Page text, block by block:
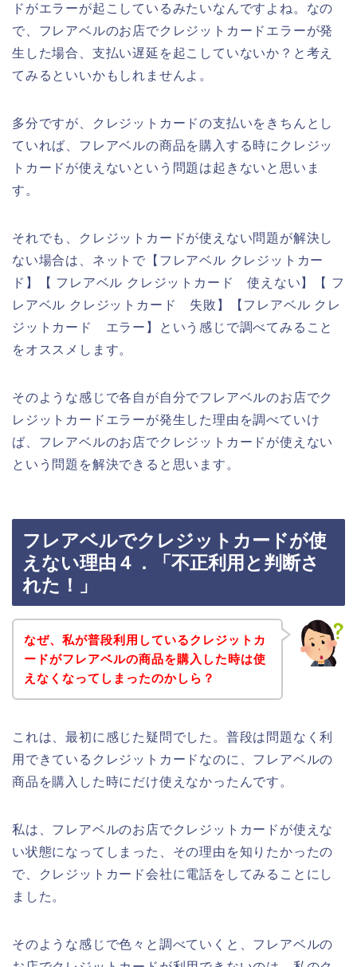
ドがエラーが起こしているみたいなんですよね。なの
で、フレアベルのお店でクレジットカードエラーが発
生した場合、支払い遅延を起こしていないか？と考え
てみるといいかもしれませんよ。
多分ですが、クレジットカードの支払いをきちんとし
ていれば、フレアベルの商品を購入する時にクレジッ
トカードが使えないという問題は起きないと思いま
す。
それでも、クレジットカードが使えない問題が解決し
ない場合は、ネットで【フレアベル クレジットカー
ド】【 フレアベル クレジットカード 使えない】【 フ
レアベル クレジットカード 失敗】【フレアベル クレ
ジットカード エラー】という感じで調べてみること
をオススメします。
そのような感じで各自が自分でフレアベルのお店でク
レジットカードエラーが発生した理由を調べていけ
ば、フレアベルのお店でクレジットカードが使えない
という問題を解決できると思います。
フレアベルでクレジットカードが使
えない理由４．「不正利用と判断さ
れた！」
なぜ、私が普段利用しているクレジットカ
ードがフレアベルの商品を購入した時は使
えなくなってしまったのかしら？
これは、最初に感じた疑問でした。普段は問題なく利
用できているクレジットカードなのに、フレアベルの
商品を購入した時にだけ使えなかったんです。
私は、フレアベルのお店でクレジットカードが使えな
い状態になってしまった、その理由を知りたかったの
で、クレジットカード会社に電話をしてみることにし
ました。
そのような感じで色々と調べていくと、フレアベルの